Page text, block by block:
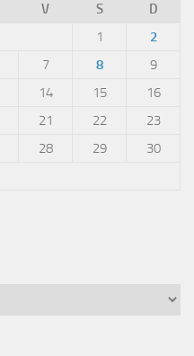
V S
D
1
2
7 8
9
14 15
16
21 22
23
28 29
30